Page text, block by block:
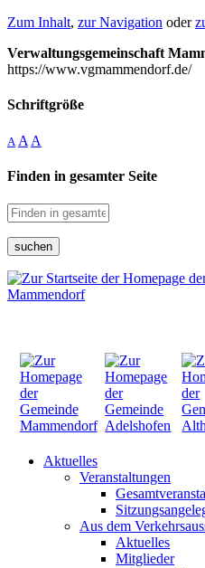
Zum Inhalt, zur Navigation oder
Verwaltungsgemeinschaft
https://www.vgmammendorf.de/
Schriftgröße
A A A
Finden in gesamter Seite
suchen
Aktuelles
Veranstaltungen
Aus dem
Aktuelles
Mitglieder